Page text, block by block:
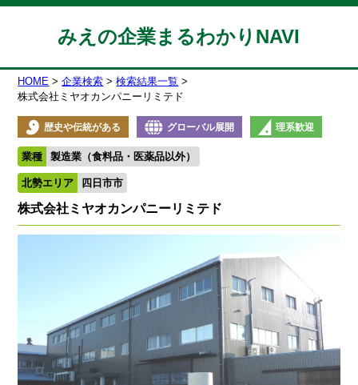
みえの企業まるわかりNAVI
HOME 企業検索
検索結果一覧
株式会社ミヤオカンパニーリミテド
歴史や伝統がある グローバル展開 理系歓迎
業種 製造業（食料品・医薬品以外）
北勢エリア 四日市市
株式会社ミヤオカンパニーリミテド